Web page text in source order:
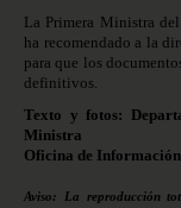
La Primera Ministra
ha recomendado a la
para que los
definitivos.
Texto y fotos:
Ministra
Oficina de
Aviso: La reproducción